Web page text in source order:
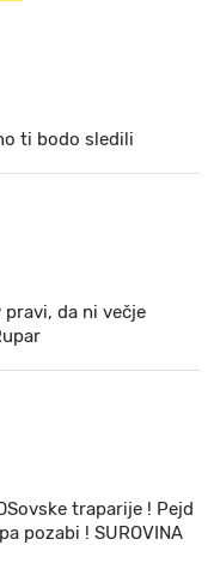
ti bodo sledili
da ni večje
traparije ! Pejd
pozabi ! SUROVINA